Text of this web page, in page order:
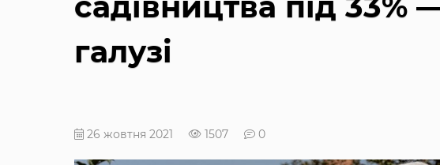
галузі
26 жовтня 2021 1507 0